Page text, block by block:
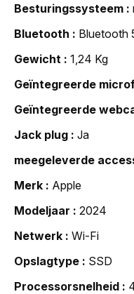
Besturingssysteem
Bluetooth
Bluetooth
Gewicht
1,24 Kg
Geïntegreerde
Geïntegreerde
Jack plug
Ja
meegeleverde
Merk
Apple
Modeljaar
2024
Netwerk
Wi-Fi
Opslagtype
SSD
Processorsnelheid